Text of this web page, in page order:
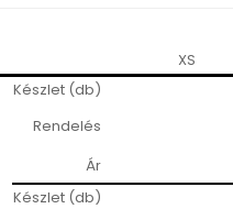
XS
Készlet (db)
Rendelés
Ár
Készlet (db)